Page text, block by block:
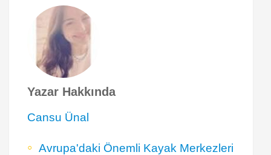
Yazar Hakkında
Cansu Ünal
Avrupa'daki Önemli Kayak Merkezleri